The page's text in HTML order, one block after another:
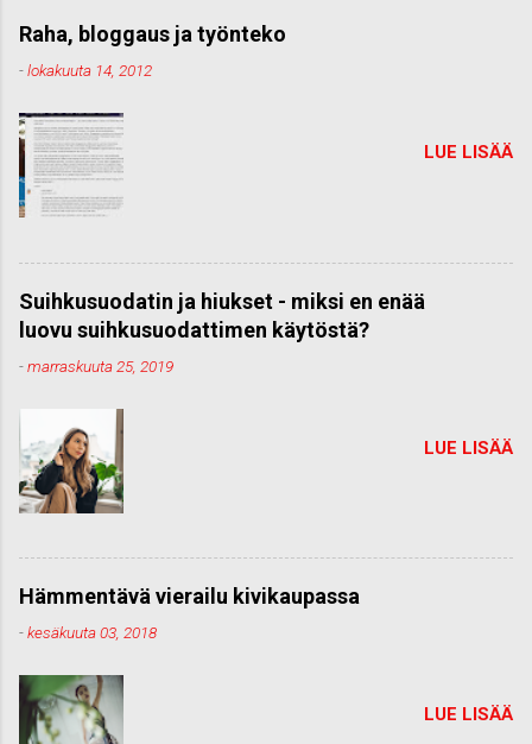
Raha, bloggaus ja työnteko
-lokakuuta 14, 2012
LUE LISÄÄ
Suihkusuodatin ja hiukset - miksi en enää
luovu suihkusuodattimen käytöstä?
-marraskuuta 25, 2019
LUE LISÄÄ
Hämmentävä vierailu kivikaupassa
-kesäkuuta 03, 2018
LUE LISÄÄ